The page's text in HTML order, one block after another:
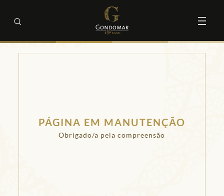
PÁGINA EM MANUTENÇÃO
Obrigado/a pela compreensão